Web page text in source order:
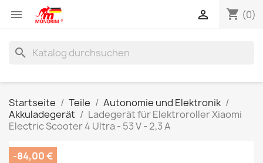
 shopping_cart (0)

search
Startseite Teile
Autonomie und Elektronik
Akkuladegerät
Ladegerät für Elektroroller Xiaomi
Electric Scooter 4 Ultra - 53 V - 2,3 A
-84,00 €